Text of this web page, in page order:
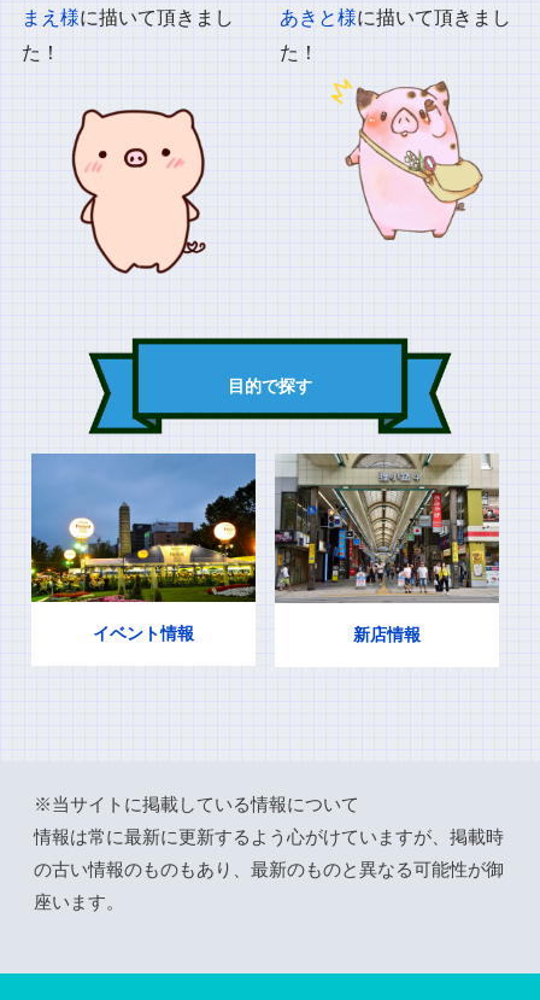
まえ様に描いて頂きまし
た！
あきと様に描いて頂きまし
た！
目的で探す
イベント情報 新店情報
※当サイトに掲載している情報について
情報は常に最新に更新するよう心がけていますが、掲載時
の古い情報のものもあり、最新のものと異なる可能性が御
座います。